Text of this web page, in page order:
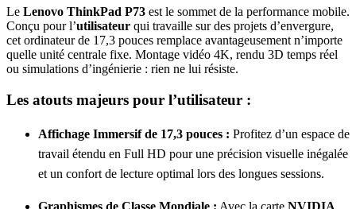
Le Lenovo ThinkPad P73 est le sommet de la performance mobile.
Conçu pour l’utilisateur qui travaille sur des projets d’envergure,
cet ordinateur de 17,3 pouces remplace avantageusement n’importe
quelle unité centrale fixe. Montage vidéo 4K, rendu 3D temps réel
ou simulations d’ingénierie : rien ne lui résiste.
Les atouts majeurs pour l’utilisateur :
Affichage Immersif de 17,3 pouces : Profitez d’un espace de
travail étendu en Full HD pour une précision visuelle inégalée
et un confort de lecture optimal lors des longues sessions.
Graphismes de Classe Mondiale : Avec la carte NVIDIA